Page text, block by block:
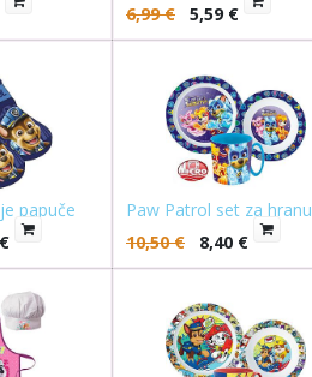
6,99€ 5,59 €
papuče
€
Paw Patrol set za hranu
10,50€ 8,40 €